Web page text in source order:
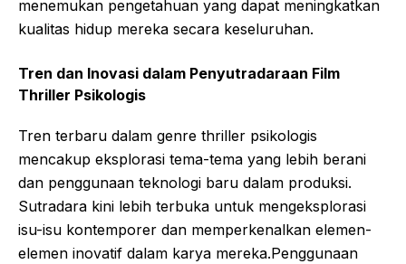
menemukan pengetahuan yang dapat meningkatkan
kualitas hidup mereka secara keseluruhan.
Tren dan Inovasi dalam Penyutradaraan Film
Thriller Psikologis
Tren terbaru dalam genre thriller psikologis
mencakup eksplorasi tema-tema yang lebih berani
dan penggunaan teknologi baru dalam produksi.
Sutradara kini lebih terbuka untuk mengeksplorasi
isu-isu kontemporer dan memperkenalkan elemen-
elemen inovatif dalam karya mereka.Penggunaan